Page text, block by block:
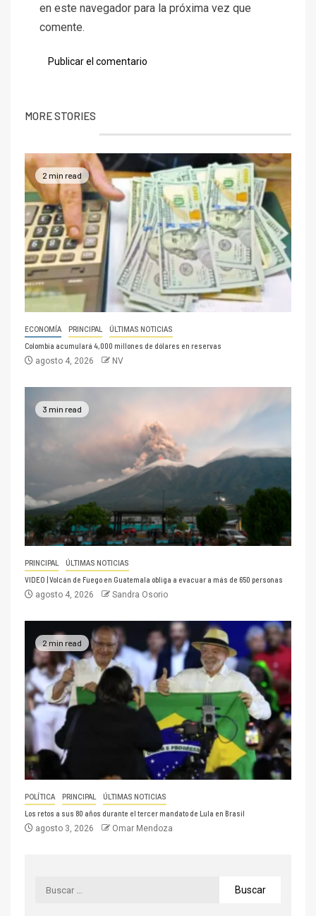
en este navegador para la próxima vez que
comente.
MORE STORIES
2 min read
ECONOMÍA PRINCIPAL ÚLTIMAS NOTICIAS
Colombia acumulará 4,000 millones de dólares en reservas
agosto 4, 2026 NV
3 min read
PRINCIPAL ÚLTIMAS NOTICIAS
VIDEO | Volcán de Fuego en Guatemala obliga a evacuar a más de 650 personas
agosto 4, 2026 Sandra Osorio
2 min read
POLÍTICA PRINCIPAL ÚLTIMAS NOTICIAS
Los retos a sus 80 años durante el tercer mandato de Lula en Brasil
agosto 3, 2026 Omar Mendoza